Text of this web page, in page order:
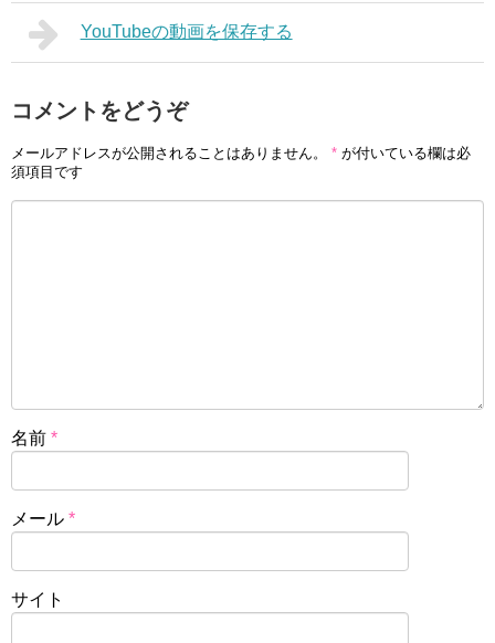
YouTubeの動画を保存する
コメントをどうぞ
メールアドレスが公開されることはありません。 * が付いている欄は必
須項目です
名前 *
メール *
サイト